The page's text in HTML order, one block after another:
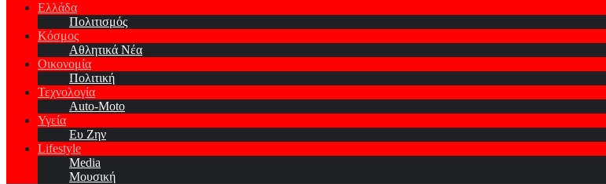
Ελλάδα
Πολιτισμός
Κόσμος
Αθλητικά Νέα
Οικονομία
Πολιτική
Τεχνολογία
Auto-Moto
Υγεία
Ευ Ζην
Lifestyle
Media
Μουσική